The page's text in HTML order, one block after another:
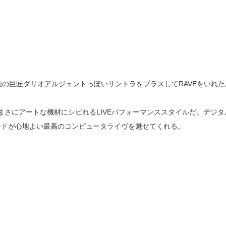
巨匠ダリオアルジェントっぽいサントラをプラスしてRAVEをいれ
にアートな機材にシビれるLIVEパフォーマンススタイルだ。デジタ
が心地よい最高のコンピュータライヴを魅せてくれる。